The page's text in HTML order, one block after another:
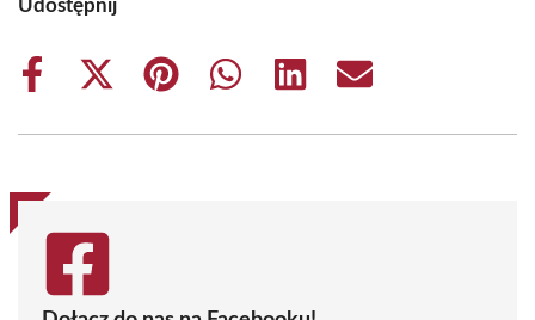
Udostępnij
Share
Share
(Twitter)
Share
Share
Share
Share